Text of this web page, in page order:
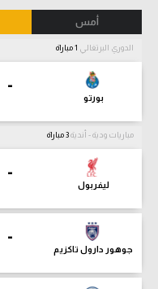
أمس
الدوري البرتغالي
-
بورتو
مباريات ودية - أندية
-
ليفربول
-
جوهور دارول تاكزيم